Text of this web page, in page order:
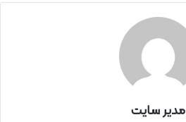
مدیر سایت